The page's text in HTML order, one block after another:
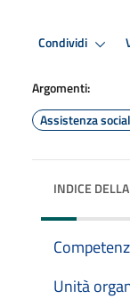
Condividi
Argomenti:
Assistenza
INDICE
Unità